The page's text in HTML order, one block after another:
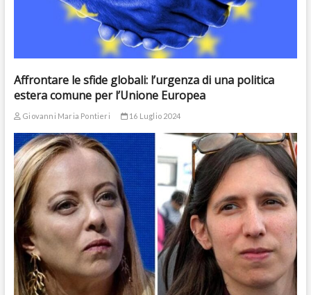
Affrontare le sfide globali: l’urgenza di una politica
estera comune per l’Unione Europea
Giovanni Maria Pontieri 16 Luglio 2024